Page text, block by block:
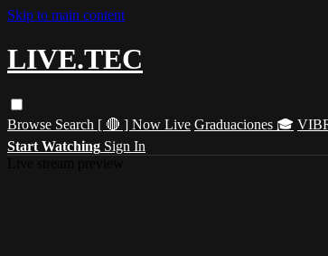
Skip to main content
LIVE.TEC
Browse Search [ 🔴 ] Now Live Graduaciones 🎓
Start Watching Sign In